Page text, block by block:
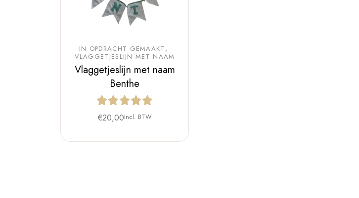
IN OPDRACHT GEMAAKT
VLAGGETJESLIJN MET NAAM
Vlaggetjeslijn met naam
Benthe
€20,00Incl. BTW